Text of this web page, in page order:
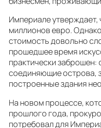
Империале утверждает,
миллионов евро.
стоимость довольно
прошедшее время
практически заброшен:
соединяющие острова,
построенные здания
На новом процессе,
прошлого года,
потребовал для